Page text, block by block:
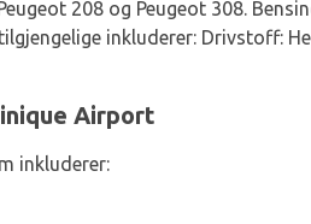
208 og Peugeot 308.
inkluderer: Drivstoff:
Airport
inkluderer: